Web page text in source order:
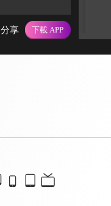
分享